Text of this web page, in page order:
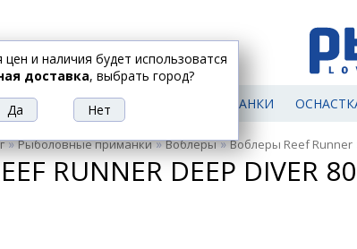
и наличия будет использоватся
доставка, выбрать город?
СПИННИНГИ КАТУШКИ ПРИМАНКИ
»Рыболовные приманки»Воблеры»Воблеры Reef Runner
RUNNER DEEP DIVER